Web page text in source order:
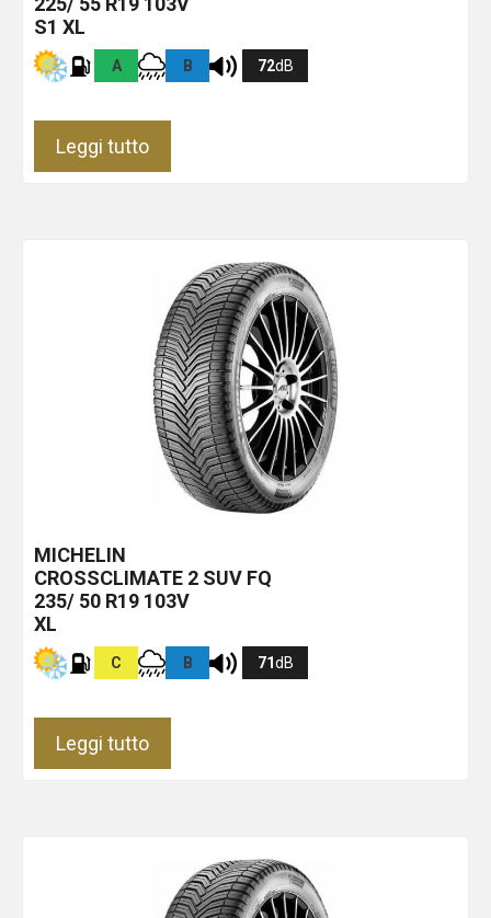
S1 XL
A B 72dB
Leggi tutto
MICHELIN
CROSSCLIMATE 2 SUV FQ
235/ 50 R19 103V
XL
C B 71dB
Leggi tutto